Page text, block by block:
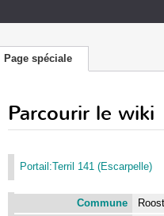
Page spéciale
Parcourir le wiki
Portail:Terril 141 (Escarpelle)
Commune